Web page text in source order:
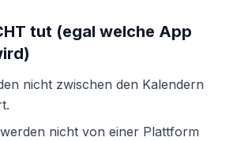
tut (egal welche App
nicht zwischen den Kalendern
nicht von einer Plattform